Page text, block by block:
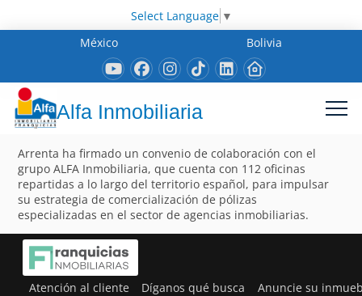
Select Language ▼
México
Bolivia
Alfa Inmobiliaria
Arrenta ha firmado un convenio de colaboración con el
grupo ALFA Inmobiliaria, que cuenta con 112 oficinas
repartidas a lo largo del territorio español, para impulsar
su estrategia de comercialización de pólizas
especializadas en el sector de agencias inmobiliarias.
Atención al cliente Díganos qué busca Anuncie su